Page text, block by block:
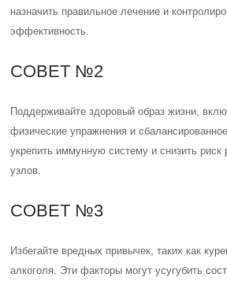
назначить правильное лечение и
эффективность.
СОВЕТ №2
Поддерживайте здоровый образ жизни,
физические упражнения и
укрепить иммунную систему и снизить риск
узлов.
СОВЕТ №3
Избегайте вредных привычек, таких как
алкоголя. Эти факторы могут усугубить